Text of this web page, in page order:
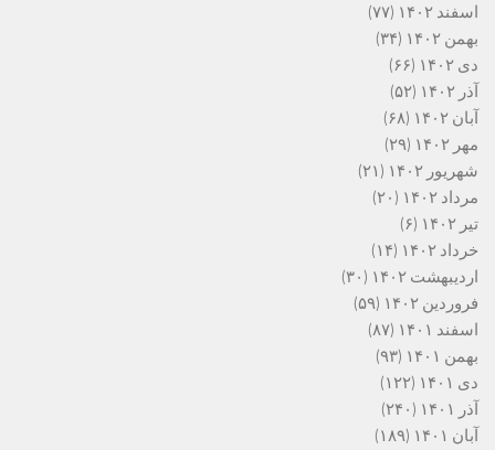
اسفند ۱۴۰۲
(۷۷)
بهمن ۱۴۰۲
(۳۴)
دی ۱۴۰۲
(۶۶)
آذر ۱۴۰۲
(۵۲)
آبان ۱۴۰۲
(۶۸)
مهر ۱۴۰۲
(۲۹)
شهریور ۱۴۰۲
(۲۱)
مرداد ۱۴۰۲
(۲۰)
تیر ۱۴۰۲
(۶)
خرداد ۱۴۰۲
(۱۴)
اردیبهشت ۱۴۰۲
(۳۰)
فروردین ۱۴۰۲
(۵۹)
اسفند ۱۴۰۱
(۸۷)
بهمن ۱۴۰۱
(۹۳)
دی ۱۴۰۱
(۱۲۲)
آذر ۱۴۰۱
(۲۴۰)
آبان ۱۴۰۱
(۱۸۹)